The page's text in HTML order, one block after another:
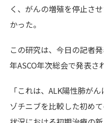
く、がんの増殖を停止さ
かった。
この研究は、今日の記者
年ASCO年次総会で発表さ
「これは、ALK陽性肺が
ゾチニブを比較した初め